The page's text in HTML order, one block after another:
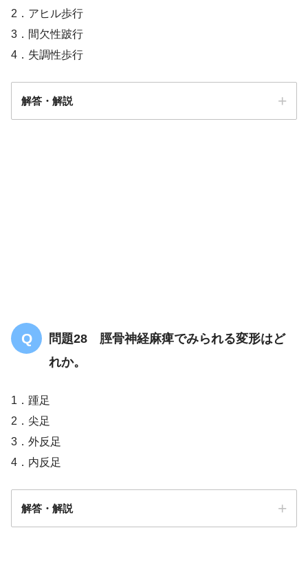
2．アヒル歩行
3．間欠性跛行
4．失調性歩行
解答・解説
問題28 脛骨神経麻痺でみられる変形はど
れか。
1．踵足
2．尖足
3．外反足
4．内反足
解答・解説